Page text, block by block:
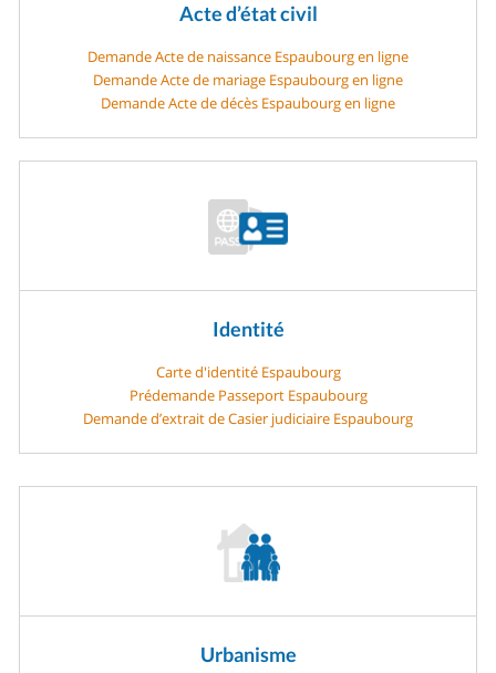
Acte d’état civil
Demande Acte de naissance Espaubourg en ligne
Demande Acte de mariage Espaubourg en ligne
Demande Acte de décès Espaubourg en ligne
Identité
Carte d'identité Espaubourg
Prédemande Passeport Espaubourg
Demande d’extrait de Casier judiciaire Espaubourg
Urbanisme